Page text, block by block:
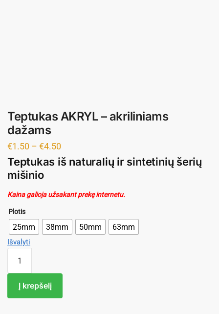
Teptukas AKRYL – akriliniams
dažams
€1.50 – €4.50
Teptukas iš naturalių ir sintetinių šerių
mišinio
Kaina galioja užsakant prekę internetu.
Plotis
25mm 38mm 50mm 63mm
Išvalyti
Į krepšelį